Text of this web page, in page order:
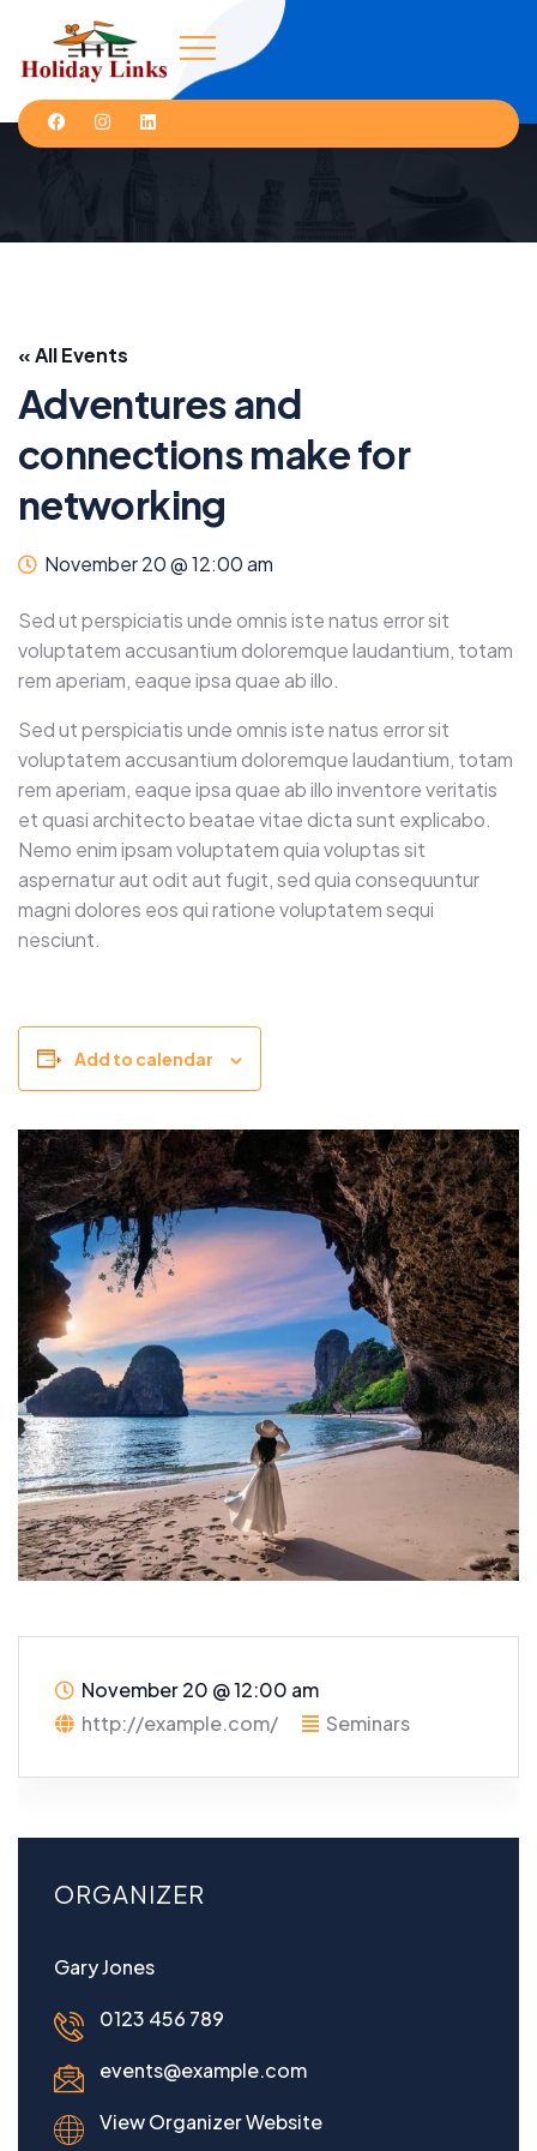
« All Events
Adventures and
connections make for
networking
November 20 @ 12:00 am
Sed ut perspiciatis unde omnis iste natus error sit
voluptatem accusantium doloremque laudantium, totam
rem aperiam, eaque ipsa quae ab illo.
Sed ut perspiciatis unde omnis iste natus error sit
voluptatem accusantium doloremque laudantium, totam
rem aperiam, eaque ipsa quae ab illo inventore veritatis
et quasi architecto beatae vitae dicta sunt explicabo.
Nemo enim ipsam voluptatem quia voluptas sit
aspernatur aut odit aut fugit, sed quia consequuntur
magni dolores eos qui ratione voluptatem sequi
nesciunt.
Add to calendar
November 20 @12:00 am
http://example.com/
Seminars
ORGANIZER
Gary Jones
0123 456 789
events@example.com
View Organizer Website